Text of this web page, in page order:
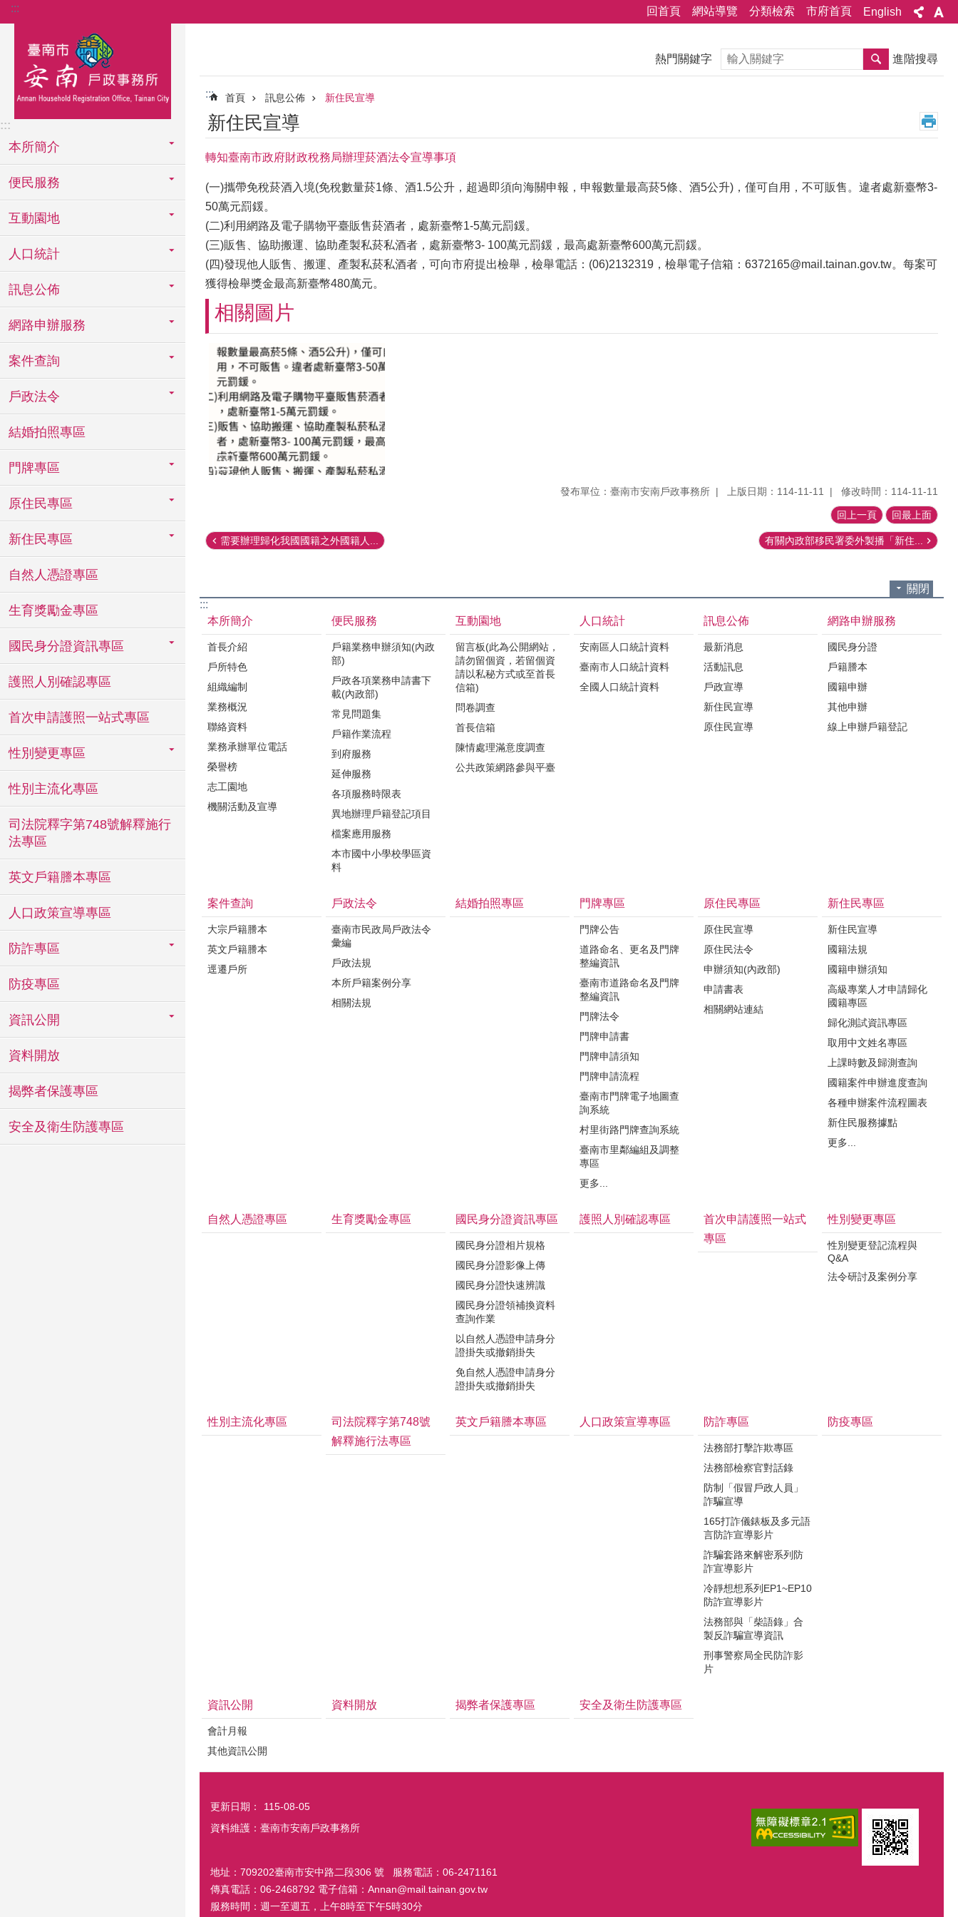
跳到主要內容區塊
::: 回首頁 網站導覽 分類檢索 市府首頁 English
:::
本所簡介
便民服務
互動園地
人口統計
訊息公佈
網路申辦服務
案件查詢
戶政法令
結婚拍照專區
門牌專區
原住民專區
新住民專區
自然人憑證專區
生育獎勵金專區
國民身分證資訊專區
護照人別確認專區
首次申請護照一站式專區
性別變更專區
性別主流化專區
司法院釋字第748號解釋施行
法專區
英文戶籍謄本專區
人口政策宣導專區
防詐專區
防疫專區
資訊公開
資料開放
揭弊者保護專區
安全及衛生防護專區
熱門關鍵字 搜尋 進階搜尋
::: 首頁 訊息公佈 新住民宣導
新住民宣導
轉知臺南市政府財政稅務局辦理菸酒法令宣導事項
(一)攜帶免稅菸酒入境(免稅數量菸1條、酒1.5公升，超過即須向海關申報，申報數量最高菸5條、酒5公升)，僅可自用，不可販售。違者處新臺幣3-
50萬元罰鍰。
(二)利用網路及電子購物平臺販售菸酒者，處新臺幣1-5萬元罰鍰。
(三)販售、協助搬運、協助產製私菸私酒者，處新臺幣3- 100萬元罰鍰，最高處新臺幣600萬元罰鍰。
(四)發現他人販售、搬運、產製私菸私酒者，可向市府提出檢舉，檢舉電話：(06)2132319，檢舉電子信箱：6372165@mail.tainan.gov.tw。每案可
獲得檢舉獎金最高新臺幣480萬元。
相關圖片
發布單位：臺南市安南戶政事務所 上版日期：114-11-11 修改時間：114-11-11
回上一頁 回最上面
需要辦理歸化我國國籍之外國籍人... 有關內政部移民署委外製播「新住...
關閉
:::
本所簡介
首長介紹
戶所特色
組織編制
業務概況
聯絡資料
業務承辦單位電話
榮譽榜
志工園地
機關活動及宣導
便民服務
戶籍業務申辦須知(內政
部)
戶政各項業務申請書下
載(內政部)
常見問題集
戶籍作業流程
到府服務
延伸服務
各項服務時限表
異地辦理戶籍登記項目
檔案應用服務
本市國中小學校學區資
料
互動園地
留言板(此為公開網站，
請勿留個資，若留個資
請以私秘方式或至首長
信箱)
問卷調查
首長信箱
陳情處理滿意度調查
公共政策網路參與平臺
人口統計
安南區人口統計資料
臺南市人口統計資料
全國人口統計資料
訊息公佈
最新消息
活動訊息
戶政宣導
新住民宣導
原住民宣導
網路申辦服務
國民身分證
戶籍謄本
國籍申辦
其他申辦
線上申辦戶籍登記
案件查詢
大宗戶籍謄本
英文戶籍謄本
逕遷戶所
戶政法令
臺南市民政局戶政法令
彙編
戶政法規
本所戶籍案例分享
相關法規
結婚拍照專區 門牌專區
門牌公告
道路命名、更名及門牌
整編資訊
臺南市道路命名及門牌
整編資訊
門牌法令
門牌申請書
門牌申請須知
門牌申請流程
臺南市門牌電子地圖查
詢系統
村里街路門牌查詢系統
臺南市里鄰編組及調整
專區
更多...
原住民專區
原住民宣導
原住民法令
申辦須知(內政部)
申請書表
相關網站連結
新住民專區
新住民宣導
國籍法規
國籍申辦須知
高級專業人才申請歸化
國籍專區
歸化測試資訊專區
取用中文姓名專區
上課時數及歸測查詢
國籍案件申辦進度查詢
各種申辦案件流程圖表
新住民服務據點
更多...
自然人憑證專區 生育獎勵金專區 國民身分證資訊專區
國民身分證相片規格
國民身分證影像上傳
國民身分證快速辨識
國民身分證領補換資料
查詢作業
以自然人憑證申請身分
證掛失或撤銷掛失
免自然人憑證申請身分
證掛失或撤銷掛失
護照人別確認專區
首次申請護照一站式
專區
性別變更專區
性別變更登記流程與
Q&A
法令研討及案例分享
性別主流化專區
司法院釋字第748號
解釋施行法專區
英文戶籍謄本專區 人口政策宣導專區 防詐專區
法務部打擊詐欺專區
法務部檢察官對話錄
防制「假冒戶政人員」
詐騙宣導
165打詐儀錶板及多元語
言防詐宣導影片
詐騙套路來解密系列防
詐宣導影片
冷靜想想系列EP1~EP10
防詐宣導影片
法務部與「柴語錄」合
製反詐騙宣導資訊
刑事警察局全民防詐影
片
防疫專區
資訊公開
會計月報
其他資訊公開
資料開放 揭弊者保護專區 安全及衛生防護專區
更新日期：
115-08-05
資料維護：臺南市安南戶政事務所
地址：709202臺南市安中路二段306 號 服務電話：06-2471161
傳真電話：06-2468792 電子信箱：Annan@mail.tainan.gov.tw
服務時間：週一至週五，上午8時至下午5時30分